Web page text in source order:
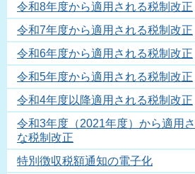
令和8年度から適用される税制改正
令和7年度から適用される税制改正
令和6年度から適用される税制改正
令和5年度から適用される税制改正
令和4年度以降適用される税制改正
令和3年度（2021年度）から適用
な税制改正
特別徴収税額通知の電子化